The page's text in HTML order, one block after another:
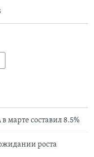
марте составил 8.5%
роста